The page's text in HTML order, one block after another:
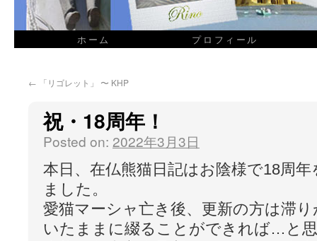
ホーム プロフィール
← 「リゴレット」 〜 KHP
祝・18周年！
Posted on: 2022年3月3日
本日、在仏熊猫日記はお陰様で18周
ました。
愛猫マーシャ亡き後、更新の方は滞
いたままに綴ることができれば…と